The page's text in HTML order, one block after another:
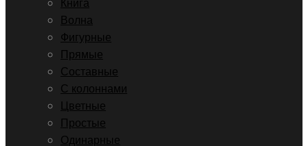
Книга
Волна
Фигурные
Прямые
Составные
С колоннами
Цветные
Простые
Одинарные